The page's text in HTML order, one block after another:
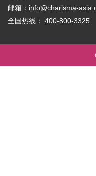
邮箱：info@charisma-
全国热线： 400-800-3325